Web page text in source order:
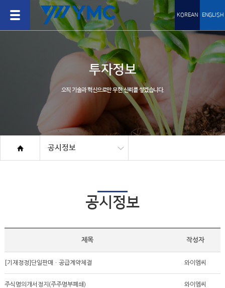
KOREAN ENGLISH
투자정보
오직 기술과 혁신으로만 무한 신뢰를 쌓겠습니다.
공시정보
공시정보
제목 작성자
[기재정정]단일판매ㆍ공급계약체결 와이엠씨
주식명의개서정지(주주명부폐쇄) 와이엠씨